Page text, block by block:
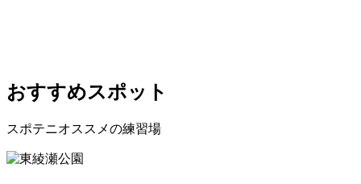
おすすめスポット
スポテニオススメの練習場